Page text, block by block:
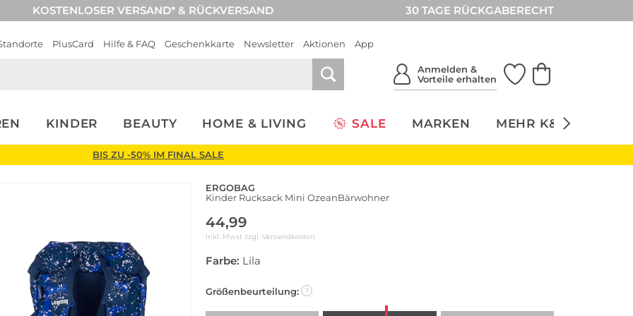
KOSTENLOSER VERSAND* & RÜCKVERSAND 30 TAGE RÜCKGABERECHT
PlusCard Hilfe & FAQ Geschenkkarte Newsletter Aktionen App
Anmelden &
Vorteile erhalten
KINDER BEAUTY HOME & LIVING SALE MARKEN MEHR K&Ö
BIS ZU -50% IM FINAL SALE
ERGOBAG
Kinder Rucksack Mini OzeanBärwohner
44,99
inkl. Mwst zzgl. Versandkosten
Farbe: Lila
Größenbeurteilung: ?